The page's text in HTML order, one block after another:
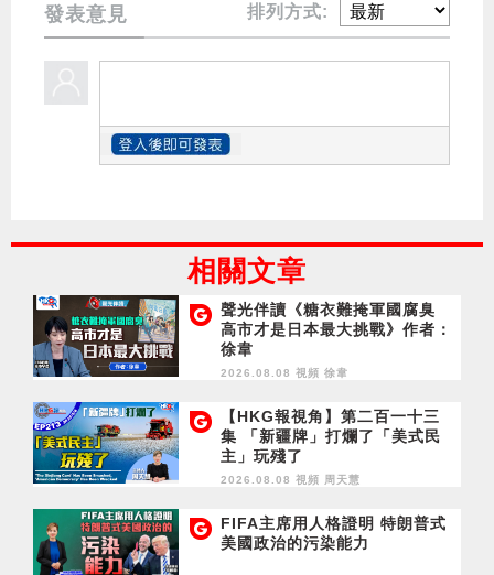
發表意見 排列方式:
相關文章
聲光伴讀《糖衣難掩軍國腐臭
高市才是日本最大挑戰》作者：
徐韋
2026.08.08 視頻 徐韋
【HKG報視角】第二百一十三
集 「新疆牌」打爛了「美式民
主」玩殘了
2026.08.08 視頻 周天慧
FIFA主席用人格證明 特朗普式
美國政治的污染能力